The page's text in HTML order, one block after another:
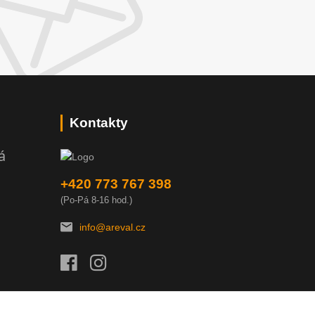
Kontakty
+420 773 767 398
(Po-Pá 8-16 hod.)
info@areval.cz